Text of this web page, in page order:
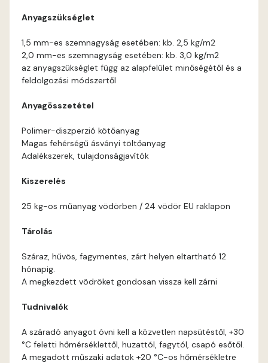
Date-brown B
Fern C
Fir B
Gecco-green D
Anyagszükséglet
1,5 mm-es szemnagyság esetében: kb. 2,5 kg/m2
2,0 mm-es szemnagyság esetében: kb. 3,0 kg/m2
az anyagszükséglet függ az alapfelület minőségétől és a
feldolgozási módszertől
Anyagösszetétel
Polimer-diszperzió kötőanyag
Magas fehérségű ásványi töltőanyag
Adalékszerek, tulajdonságjavítók
Kiszerelés
25 kg-os műanyag vödörben / 24 vödör EU raklapon
Tárolás
Száraz, hűvös, fagymentes, zárt helyen eltartható 12
hónapig.
A megkezdett vödröket gondosan vissza kell zárni
Tudnivalók
A száradó anyagot óvni kell a közvetlen napsütéstől, +30
°C feletti hőmérséklettől, huzattól, fagytól, csapó esőtől.
A megadott műszaki adatok +20 °C-os hőmérsékletre